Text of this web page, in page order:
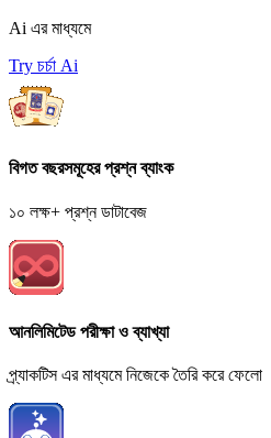
Ai এর মাধ্যমে
Try চর্চা Ai
বিগত বছরসমূহের প্রশ্ন ব্যাংক
১০ লক্ষ+ প্রশ্ন ডাটাবেজ
আনলিমিটেড পরীক্ষা ও ব্যাখ্যা
প্র্যাকটিস এর মাধ্যমে নিজেকে তৈরি করে ফেলো